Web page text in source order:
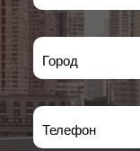
Город
Телефон